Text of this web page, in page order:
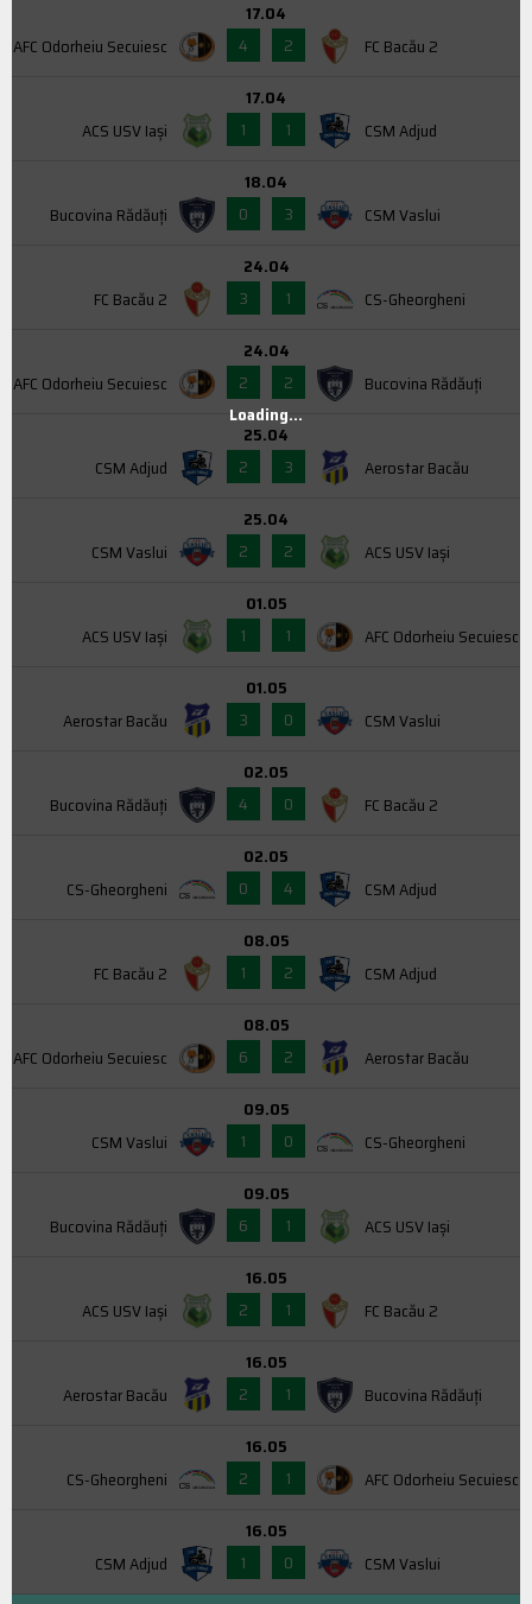
AFC Odorheiu Secuiesc
17.04
4
2 FC Bacău 2
ACS USV Iaşi
17.04
1
1 CSM Adjud
Bucovina Rădăuți
18.04
0
3 CSM Vaslui
FC Bacău 2
24.04
3
1 CS-Gheorgheni
AFC Odorheiu Secuiesc
24.04
2
2 Bucovina Rădăuți
CSM Adjud
25.04
2
3 Aerostar Bacău
CSM Vaslui
25.04
2
2 ACS USV Iaşi
ACS USV Iaşi
01.05
1
1 AFC Odorheiu Secuiesc
Aerostar Bacău
01.05
3
0 CSM Vaslui
Bucovina Rădăuți
02.05
4
0 FC Bacău 2
CS-Gheorgheni
02.05
0
4 CSM Adjud
FC Bacău 2
08.05
1
2 CSM Adjud
AFC Odorheiu Secuiesc
08.05
6
2 Aerostar Bacău
CSM Vaslui
09.05
1
0 CS-Gheorgheni
Bucovina Rădăuți
09.05
6
1 ACS USV Iaşi
ACS USV Iaşi
16.05
2
1 FC Bacău 2
Aerostar Bacău
16.05
2
1 Bucovina Rădăuți
CS-Gheorgheni
16.05
2
1 AFC Odorheiu Secuiesc
CSM Adjud
16.05
1
0 CSM Vaslui
Loading...